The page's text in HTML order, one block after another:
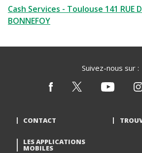
Cash Services - Toulouse 141 RUE
BONNEFOY
Suivez-nous sur :
CONTACT
LES APPLICATIONS
MOBILES